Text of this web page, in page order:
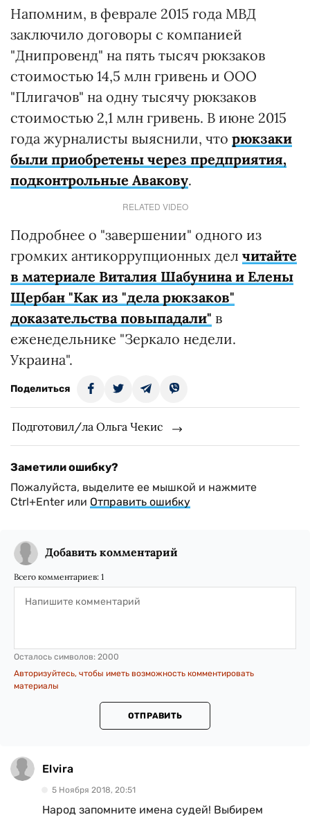
Напомним, в феврале 2015 года МВД
заключило договоры с компанией
"Днипровенд" на пять тысяч рюкзаков
стоимостью 14,5 млн гривень и ООО
"Плигачов" на одну тысячу рюкзаков
стоимостью 2,1 млн гривень. В июне 2015
года журналисты выяснили, что рюкзаки
были приобретены через предприятия,
подконтрольные Авакову.
RELATED VIDEO
Подробнее о "завершении" одного из
громких антикоррупционных дел читайте
в материале Виталия Шабунина и Елены
Щербан "Как из "дела рюкзаков"
доказательства повыпадали" в
еженедельнике "Зеркало недели.
Украина".
Поделиться
Подготовил/ла Ольга Чекис
Заметили ошибку?
Пожалуйста, выделите ее мышкой и нажмите
Ctrl+Enter или Отправить ошибку
Добавить комментарий
Всего комментариев: 1
Осталось символов: 2000
Авторизуйтесь, чтобы иметь возможность комментировать
материалы
ОТПРАВИТЬ
Elvira
5 Ноября 2018, 20:51
Народ запомните имена судей! Выбирем